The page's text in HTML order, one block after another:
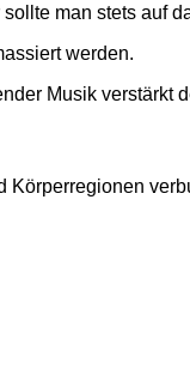
man stets auf
werden.
Musik verstärkt